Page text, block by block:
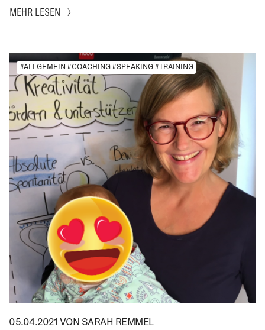
MEHR LESEN
#ALLGEMEIN #COACHING #SPEAKING #TRAINING
05.04.2021 VON SARAH REMMEL